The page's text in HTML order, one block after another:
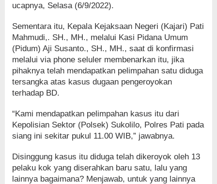
ucapnya, Selasa (6/9/2022).
Sementara itu, Kepala Kejaksaan Negeri (Kajari) Pati
Mahmudi,. SH., MH., melalui Kasi Pidana Umum
(Pidum) Aji Susanto., SH., MH., saat di konfirmasi
melalui via phone seluler membenarkan itu, jika
pihaknya telah mendapatkan pelimpahan satu diduga
tersangka atas kasus dugaan pengeroyokan
terhadap BD.
“Kami mendapatkan pelimpahan kasus itu dari
Kepolisian Sektor (Polsek) Sukolilo, Polres Pati pada
siang ini sekitar pukul 11.00 WIB,” jawabnya.
Disinggung kasus itu diduga telah dikeroyok oleh 13
pelaku kok yang diserahkan baru satu, lalu yang
lainnya bagaimana? Menjawab, untuk yang lainnya